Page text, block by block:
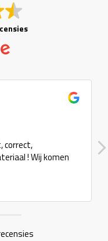
correct,
! Wij komen